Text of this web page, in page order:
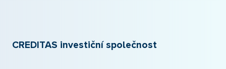
CREDITAS investiční společnost